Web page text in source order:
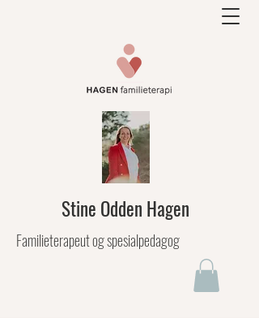
Stine Odden Hagen
Familieterapeut og spesialpedagog